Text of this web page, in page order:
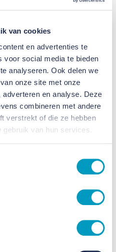
van cookies
en advertenties te
voor social media te bieden
analyseren. Ook delen we
onze site met onze
en analyse. Deze
combineren met andere
verstrekt of die ze hebben
van hun services.
Utrecht:
vertrouwde